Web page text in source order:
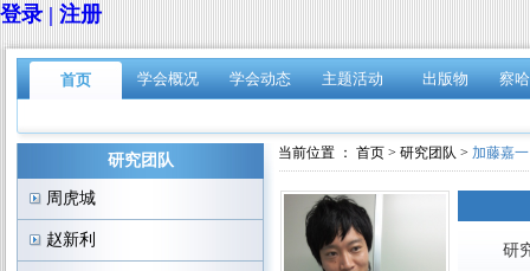
登录 | 注册
首页 学会概况 学会动态 主题活动 出版物 察
研究团队
周虎城
赵新利
当前位置 ： 首页 > 研究团队 > 加藤嘉一
研